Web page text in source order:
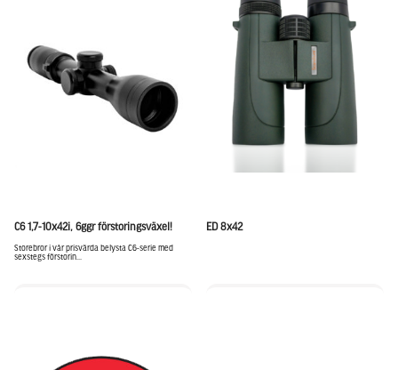
C6 1,7-10x42i, 6ggr förstoringsväxel!
Storebror i vår prisvärda belysta C6-serie med
sexstegs förstorin...
ED 8x42